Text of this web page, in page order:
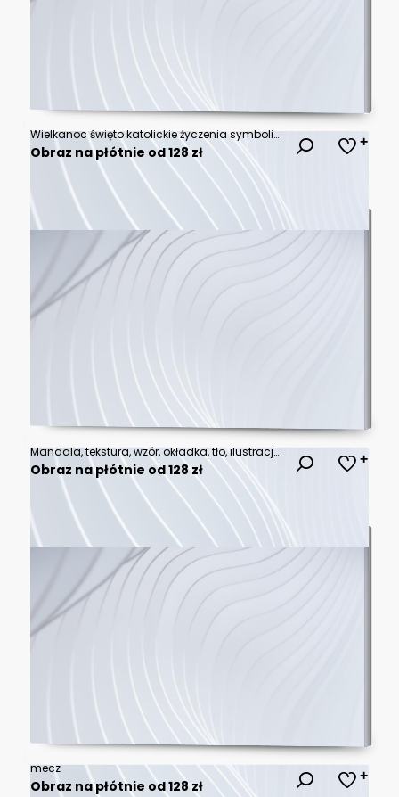
Wielkanoc święto katolickie życzenia symboliczne
Obraz na płótnie od 128 zł
Mandala, tekstura, wzór, okładka, tło, ilustracja, abstrakcja, sztuka, plakat
Obraz na płótnie od 128 zł
mecz
Obraz na płótnie od 128 zł